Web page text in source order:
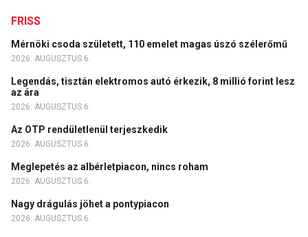
FRISS
Mérnöki csoda született, 110 emelet magas úszó szélerőmű
2026. AUGUSZTUS 6.
Legendás, tisztán elektromos autó érkezik, 8 millió forint lesz
az ára
2026. AUGUSZTUS 6.
Az OTP rendületlenül terjeszkedik
2026. AUGUSZTUS 6.
Meglepetés az albérletpiacon, nincs roham
2026. AUGUSZTUS 6.
Nagy drágulás jöhet a pontypiacon
2026. AUGUSZTUS 6.